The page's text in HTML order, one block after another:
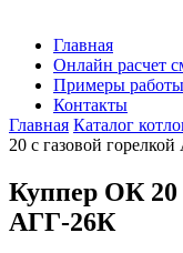
Главная
Онлайн расчет
Примеры работы
Контакты
Главная Каталог
20 с газовой
Куппер ОК 20
АГГ-26К